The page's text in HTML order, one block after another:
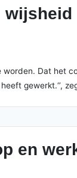
wijsheid
Dat het
gewerkt.‘’,
en